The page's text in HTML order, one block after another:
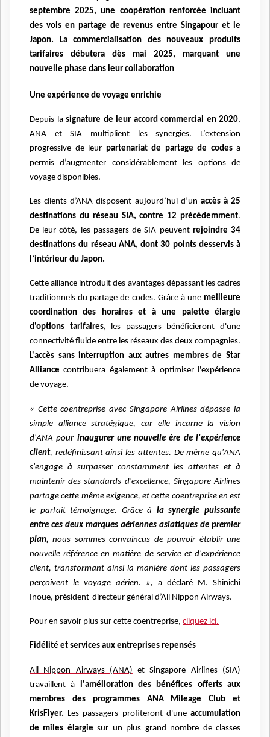
septembre 2025, une coopération renforcée incluant
des vols en partage de revenus entre Singapour et le
Japon. La commercialisation des nouveaux produits
tarifaires débutera dès mai 2025, marquant une
nouvelle phase dans leur collaboration
Une expérience de voyage enrichie
Depuis la signature de leur accord commercial en 2020,
ANA et SIA multiplient les synergies. L’extension
progressive de leur partenariat de partage de codesa
permis d’augmenter considérablement les options de
voyage disponibles.
Les clients d’ANA disposent aujourd’hui d’un accès à 25
destinations du réseau SIA, contre 12 précédemment.
De leur côté, les passagers de SIA peuvent rejoindre 34
destinations du réseau ANA, dont 30 points desservis à
l’intérieur du Japon.
Cette alliance introduit des avantages dépassant les cadres
traditionnels du partage de codes. Grâce à une meilleure
coordination des horaires et à une palette élargie
d'options tarifaires, les passagers bénéficieront d'une
connectivité fluide entre les réseaux des deux compagnies.
L'accès sans interruption aux autres membres de Star
Alliancecontribuera également à optimiser l'expérience
de voyage.
« Cette coentreprise avec Singapore Airlines dépasse la
simple alliance stratégique, car elle incarne la vision
d'ANA pour inaugurer une nouvelle ère de l'expérience
client, redéfinissant ainsi les attentes. De même qu'ANA
s'engage à surpasser constamment les attentes et à
maintenir des standards d'excellence, Singapore Airlines
partage cette même exigence, et cette coentreprise en est
le parfait témoignage. Grâce à la synergie puissante
entre ces deux marques aériennes asiatiques de premier
plan, nous sommes convaincus de pouvoir établir une
nouvelle référence en matière de service et d'expérience
client, transformant ainsi la manière dont les passagers
perçoivent le voyage aérien. », a déclaré M. Shinichi
Inoue, président-directeur général d’All Nippon Airways.
Pour en savoir plus sur cette coentreprise, cliquez ici.
Fidélité et services aux entreprises repensés
All Nippon Airways (ANA)
et Singapore Airlines (SIA)
travaillent à
l'amélioration des bénéfices offerts aux
membres des programmes ANA Mileage Club et
KrisFlyer. Les passagers profiteront d'une accumulation
de miles élargie sur un plus grand nombre de classes